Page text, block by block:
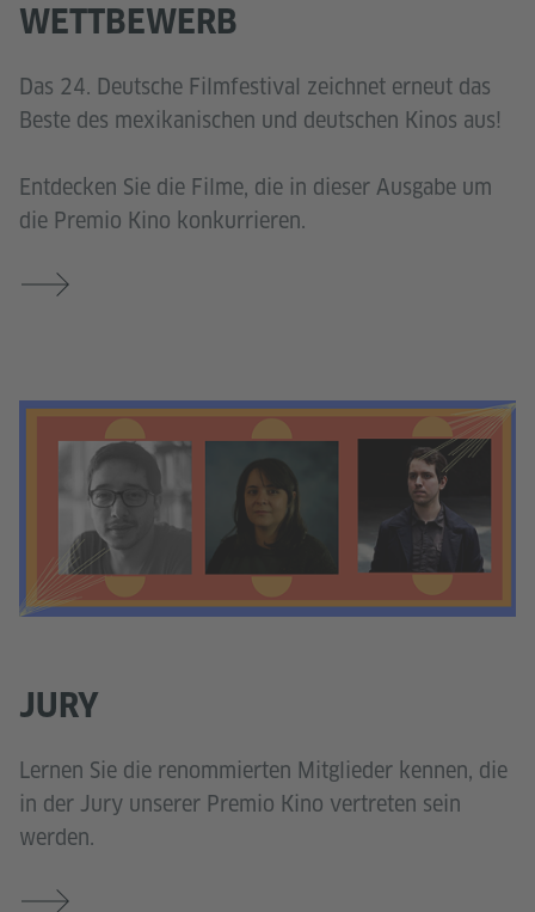
WETTBEWERB
Das 24. Deutsche Filmfestival zeichnet erneut das
Beste des mexikanischen und deutschen Kinos aus!
Entdecken Sie die Filme, die in dieser Ausgabe um
die Premio Kino konkurrieren.
JURY
Lernen Sie die renommierten Mitglieder kennen, die
in der Jury unserer Premio Kino vertreten sein
werden.